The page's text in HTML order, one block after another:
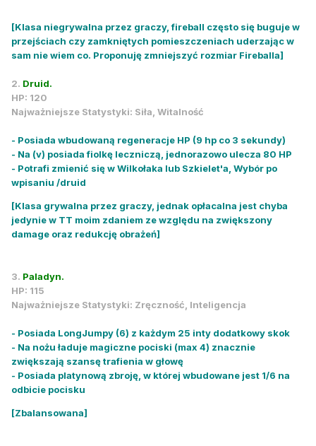
[Klasa niegrywalna przez graczy, fireball często się buguje w
przejściach czy zamkniętych pomieszczeniach uderzając w
sam nie wiem co. Proponuję zmniejszyć rozmiar Fireballa]
2. Druid.
HP: 120
Najważniejsze Statystyki: Siła, Witalność
- Posiada wbudowaną regeneracje HP (9 hp co 3 sekundy)
- Na (v) posiada fiolkę leczniczą, jednorazowo ulecza 80 HP
- Potrafi zmienić się w Wilkołaka lub Szkielet'a, Wybór po
wpisaniu /druid
[Klasa grywalna przez graczy, jednak opłacalna jest chyba
jedynie w TT moim zdaniem ze względu na zwiększony
damage oraz redukcję obrażeń]
3. Paladyn.
HP: 115
Najważniejsze Statystyki: Zręczność, Inteligencja
- Posiada LongJumpy (6) z każdym 25 inty dodatkowy skok
- Na nożu ładuje magiczne pociski (max 4) znacznie
zwiększają szansę trafienia w głowę
- Posiada platynową zbroję, w której wbudowane jest 1/6 na
odbicie pocisku
[Zbalansowana]